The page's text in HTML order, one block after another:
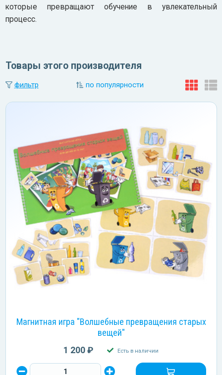
которые превращают обучение в увлекательный
процесс.
Товары этого производителя
фильтр по популярности
Магнитная игра "Волшебные превращения старых
вещей"
1 200 ₽ Есть в наличии